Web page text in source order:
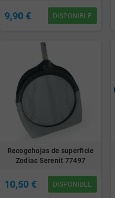
9,90 € DISPONIBLE
Recogehojas de superficie
Zodiac Serenit 77497
10,50 € DISPONIBLE